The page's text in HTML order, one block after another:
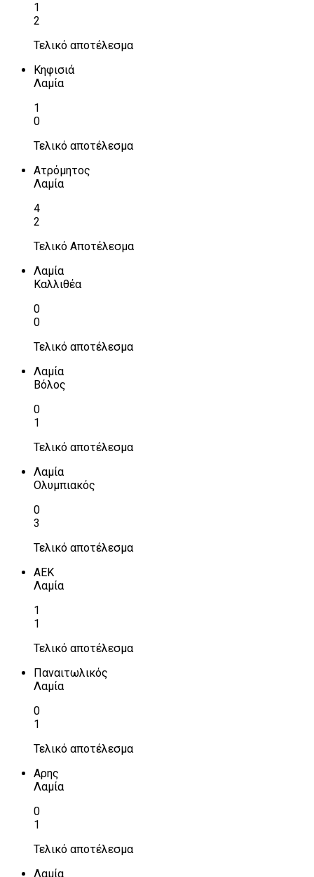
1
2
Τελικό αποτέλεσμα
Κηφισιά
Λαμία
1
0
Τελικό αποτέλεσμα
Ατρόμητος
Λαμία
4
2
Τελικό Αποτέλεσμα
Λαμία
Καλλιθέα
0
0
Τελικό αποτέλεσμα
Λαμία
Βόλος
0
1
Τελικό αποτέλεσμα
Λαμία
Ολυμπιακός
0
3
Τελικό αποτέλεσμα
ΑΕΚ
Λαμία
1
1
Τελικό αποτέλεσμα
Παναιτωλικός
Λαμία
0
1
Τελικό αποτέλεσμα
Αρης
Λαμία
0
1
Τελικό αποτέλεσμα
Λαμία